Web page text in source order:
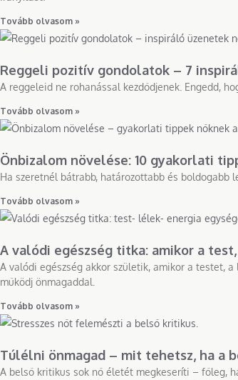
Tovább olvasom »
Reggeli pozitív gondolatok – 7
A reggeleid ne rohanással kezdődjenek. Engedd,
Tovább olvasom »
Önbizalom növelése: 10 gyakorlati
Ha szeretnél bátrabb, határozottabb és boldogabb
Tovább olvasom »
A valódi egészség titka: amikor a
A valódi egészség akkor születik, amikor a testet,
működj önmagaddal.
Tovább olvasom »
Túlélni önmagad – mit tehetsz, ha a
A belső kritikus sok nő életét megkeseríti – főleg,